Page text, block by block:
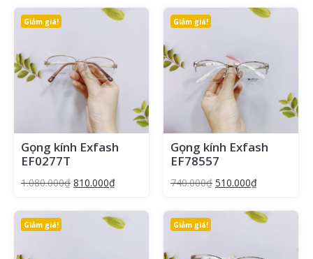
Giảm giá!
Gọng kính Exfash
EF0277T
1.080.000₫ 810.000₫
Giảm giá!
Gọng kính Exfash
EF78557
740.000₫ 510.000₫
Giảm giá! Giảm giá!